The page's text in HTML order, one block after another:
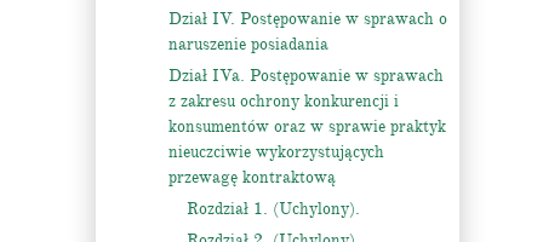
Dział IV. Postępowanie w sprawach o
naruszenie posiadania
Dział IVa. Postępowanie w sprawach
z zakresu ochrony konkurencji i
konsumentów oraz w sprawie praktyk
nieuczciwie wykorzystujących
przewagę kontraktową
Rozdział 1. (Uchylony).